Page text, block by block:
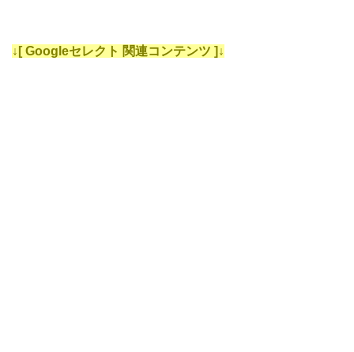
↓[ Googleセレクト 関連コンテンツ ]↓